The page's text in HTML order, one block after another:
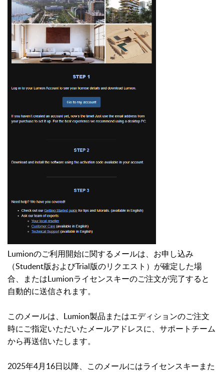
Lumionのご利用開始に関するメールは、お申し込み
（Student版およびTrial版のリクエスト）が確定した場
合、またはLumionライセンスキーのご注文が完了すると
自動的に送信されます。
このメールは、Lumion製品またはエディションのご注文
時にご指定いただいたメールアドレスに、サポートチーム
から再送信いたします。
2025年4月16日以降、このメールにはライセンスキーまた